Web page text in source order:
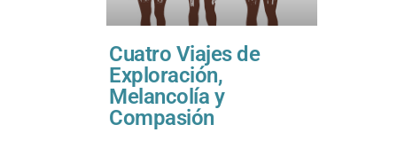
Cuatro Viajes de
Exploración,
Melancolía y
Compasión